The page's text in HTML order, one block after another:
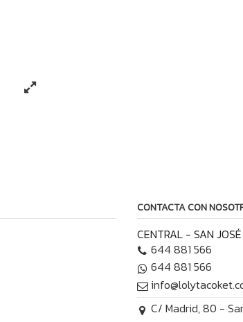
CONTACTA CON
CENTRAL - SAN
644 881 566
644 881 566
C/ Madrid, 80 -